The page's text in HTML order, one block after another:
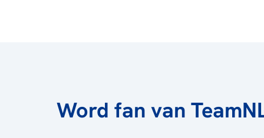
Word fan van